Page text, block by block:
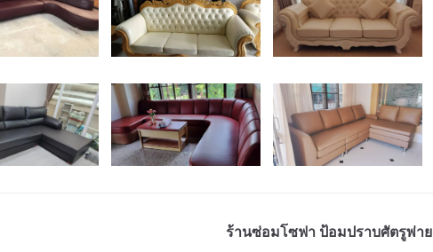
ร้านซ่อมโซฟา ป้อมปราบศัตรูพ่าย